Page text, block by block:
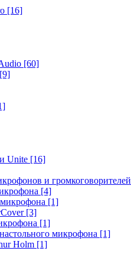
[16]
[60]
[9]
Unite [16]
и громкоговорителей
[4]
[1]
[3]
[1]
микрофона [1]
Holm [1]